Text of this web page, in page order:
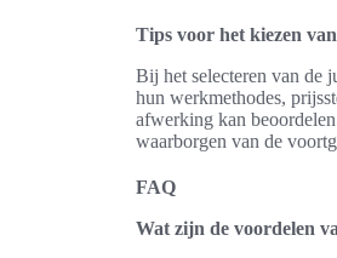
Tips voor het kiezen
Bij het selecteren van de
hun werkmethodes,
afwerking kan
waarborgen van de
FAQ
Wat zijn de voordelen